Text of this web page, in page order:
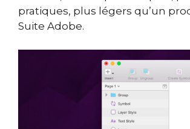
pratiques, plus légers qu’un
Suite Adobe.